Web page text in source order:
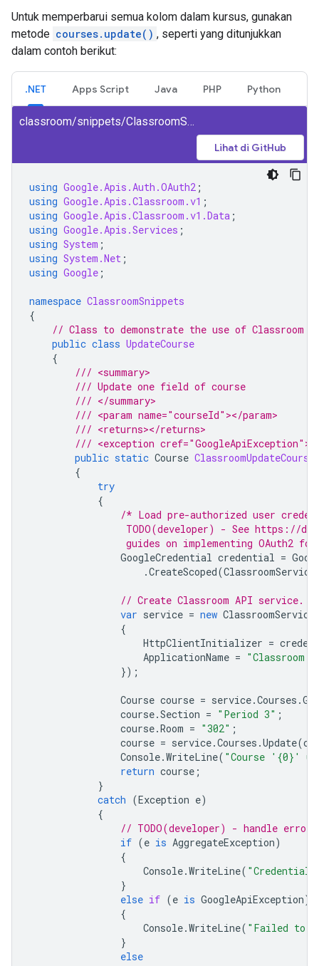
Untuk memperbarui semua kolom dalam kursus, gunakan
metode courses.update() , seperti yang ditunjukkan
dalam contoh berikut:
.NET Apps Script Java PHP Python
classroom/snippets/ClassroomSnippets/UpdateCourse.cs
Lihat di GitHub
using Google.Apis.Auth.OAuth2 ;
using Google.Apis.Classroom.v1 ;
using Google.Apis.Classroom.v1.Data ;
using Google.Apis.Services ;
using System ;
using System.Net ;
using Google ;
namespace ClassroomSnippets
{
// Class to demonstrate the use of Classroom
public class UpdateCourse
{
/// <summary>
/// Update one field of course
/// </summary>
/// <param name="courseId"></param>
/// <returns></returns>
/// <exception
public static Course ClassroomUpdateCourse
{
try
{
/* Load pre-authorized user
TODO(developer) - See https://
guides on implementing OAuth2
GoogleCredential credential =
.CreateScoped(ClassroomService
// Create Classroom API service.
var service = new ClassroomService
{
HttpClientInitializer =
ApplicationName = "Classroom
});
Course course = service.Courses .
course.Section = "Period 3" ;
course.Room = "302" ;
course = service.Courses .Update(
Console.WriteLine( "Course '{0}'
return course ;
}
catch (Exception e)
{
// TODO(developer) - handle error
if (e is AggregateException)
{
Console.WriteLine( "Credential
}
else if (e is GoogleApiException)
{
Console.WriteLine( "Failed to
}
else